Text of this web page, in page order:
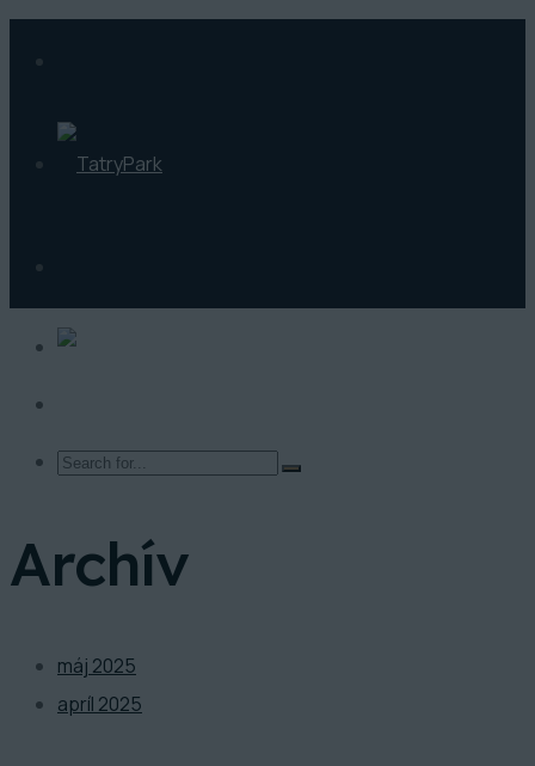
Archív
máj 2025
apríl 2025